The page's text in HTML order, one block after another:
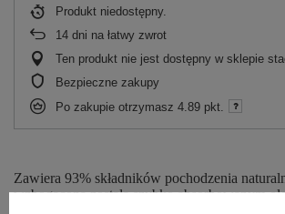
Produkt niedostępny
14 dni na łatwy zwrot
Ten produkt nie jest dostępny w sklepie
Bezpieczne zakupy
Po zakupie otrzymasz 4.89 pkt.
Zawiera 93% składników pochodzenia
wzbogacona została szybko absorbowanym